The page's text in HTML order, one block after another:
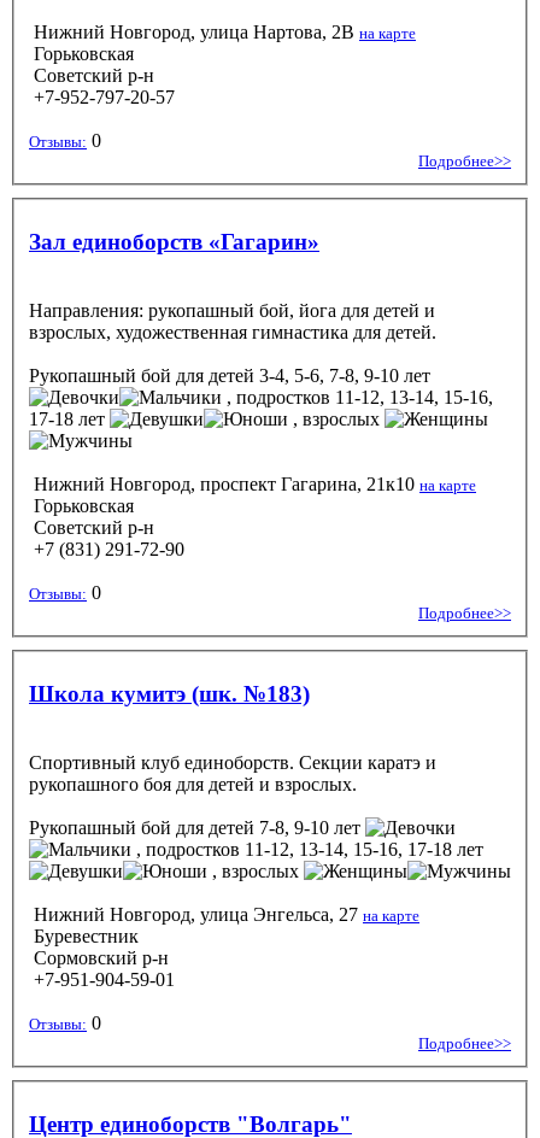
Нижний Новгород, улица Нартова, 2В на карте
Горьковская
Советский р-н
+7-952-797-20-57
Отзывы: 0
Подробнее>>
Зал единоборств «Гагарин»
Направления: рукопашный бой, йога для детей и
взрослых, художественная гимнастика для детей.
Рукопашный бой для детей 3-4, 5-6, 7-8, 9-10 лет
, подростков 11-12, 13-14, 15-16,
17-18 лет
, взрослых
Нижний Новгород, проспект Гагарина, 21к10 на карте
Горьковская
Советский р-н
+7 (831) 291-72-90
Отзывы: 0
Подробнее>>
Школа кумитэ (шк. №183)
Спортивный клуб единоборств. Секции каратэ и
рукопашного боя для детей и взрослых.
Рукопашный бой для детей 7-8, 9-10 лет
, подростков 11-12, 13-14, 15-16, 17-18 лет
, взрослых
Нижний Новгород, улица Энгельса, 27 на карте
Буревестник
Сормовский р-н
+7-951-904-59-01
Отзывы: 0
Подробнее>>
Центр единоборств "Волгарь"